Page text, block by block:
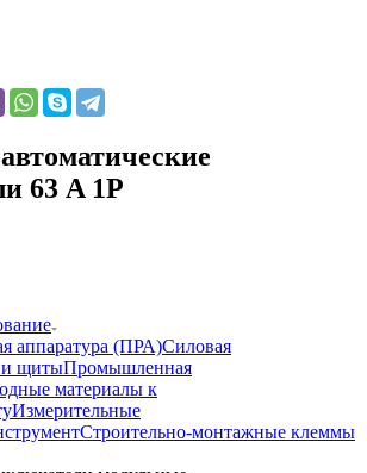
63 A 1P
аппаратура (ПРА)Силовая
щитыПромышленная
материалы к
Измерительные
Строительно-монтажные клеммы